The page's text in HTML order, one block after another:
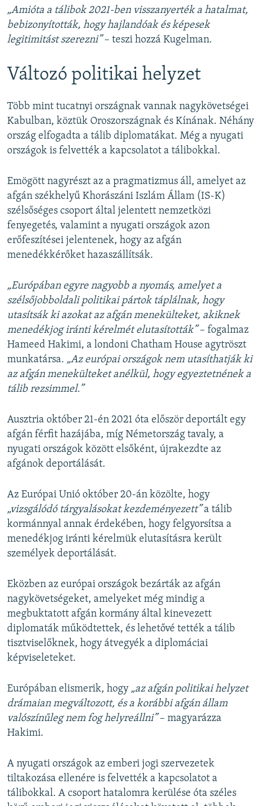
„Amióta a tálibok 2021-ben visszanyerték a hatalmat,
bebizonyították, hogy hajlandóak és képesek
legitimitást szerezni”– teszi hozzá Kugelman.
Változó politikai helyzet
Több mint tucatnyi országnak vannak nagykövetségei
Kabulban, köztük Oroszországnak és Kínának. Néhány
ország elfogadta a tálib diplomatákat. Még a nyugati
országok is felvették a kapcsolatot a tálibokkal.
Emögött nagyrészt az a pragmatizmus áll, amelyet az
afgán székhelyű Khorászáni Iszlám Állam (IS-K)
szélsőséges csoport által jelentett nemzetközi
fenyegetés, valamint a nyugati országok azon
erőfeszítései jelentenek, hogy az afgán
menedékkérőket hazaszállítsák.
„Európában egyre nagyobb a nyomás, amelyet a
szélsőjobboldali politikai pártok táplálnak, hogy
utasítsák ki azokat az afgán menekülteket, akiknek
menedékjog iránti kérelmét elutasították”– fogalmaz
Hameed Hakimi, a londoni Chatham House agytröszt
munkatársa. „Az európai országok nem utasíthatják ki
az afgán menekülteket anélkül, hogy egyeztetnének a
tálib rezsimmel.”
Ausztria október 21-én 2021 óta először deportált egy
afgán férfit hazájába, míg Németország tavaly, a
nyugati országok között elsőként, újrakezdte az
afgánok deportálását.
Az Európai Unió október 20-án közölte, hogy
„vizsgálódó tárgyalásokat kezdeményezett”a tálib
kormánnyal annak érdekében, hogy felgyorsítsa a
menedékjog iránti kérelmük elutasításra került
személyek deportálását.
Eközben az európai országok bezárták az afgán
nagykövetségeket, amelyeket még mindig a
megbuktatott afgán kormány által kinevezett
diplomaták működtettek, és lehetővé tették a tálib
tisztviselőknek, hogy átvegyék a diplomáciai
képviseleteket.
Európában elismerik, hogy „az afgán politikai helyzet
drámaian megváltozott, és a korábbi afgán állam
valószínűleg nem fog helyreállni”– magyarázza
Hakimi.
A nyugati országok az emberi jogi szervezetek
tiltakozása ellenére is felvették a kapcsolatot a
tálibokkal. A csoport hatalomra kerülése óta széles